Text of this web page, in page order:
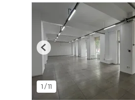
1 /11
Previous